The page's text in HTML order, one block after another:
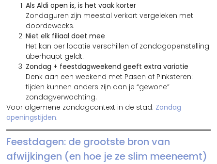
Als Aldi open is, is het vaak korter
Zondaguren zijn meestal verkort vergeleken met
doordeweeks.
Niet elk filiaal doet mee
Het kan per locatie verschillen of zondagopenstelling
überhaupt geldt.
Zondag + feestdagweekend geeft extra variatie
Denk aan een weekend met Pasen of Pinksteren:
tijden kunnen anders zijn dan je “gewone”
zondagverwachting.
Voor algemene zondagcontext in de stad: Zondag
openingstijden.
Feestdagen: de grootste bron van
afwijkingen (en hoe je ze slim meeneemt)